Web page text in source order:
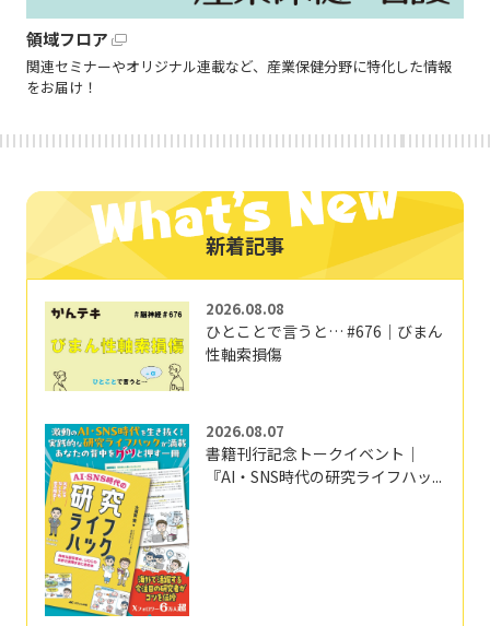
領域フロア
関連セミナーやオリジナル連載など、産業保健分野に特化した情報
をお届け！
新着記事
2026.08.08
ひとことで言うと… #676｜びまん
性軸索損傷
2026.08.07
書籍刊行記念トークイベント｜
『AI・SNS時代の研究ライフハッ...